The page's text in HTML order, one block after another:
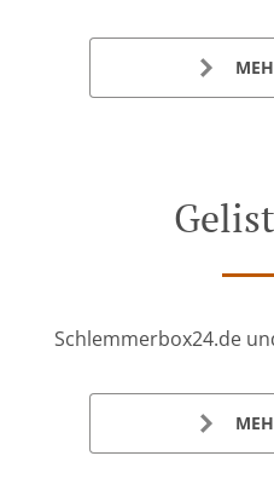
Schlemmerbox24.de